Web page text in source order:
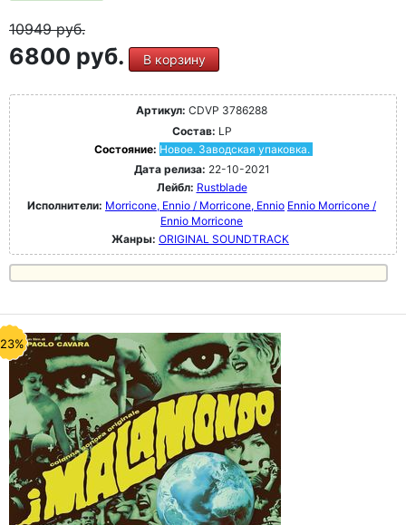
10949руб.
6800 руб. В корзину
Артикул: CDVP 3786288
Состав: LP
Состояние: Новое. Заводская упаковка.
Дата релиза: 22-10-2021
Лейбл: Rustblade
Исполнители: Morricone, Ennio / Morricone, Ennio Ennio Morricone /
Ennio Morricone
Жанры: ORIGINAL SOUNDTRACK